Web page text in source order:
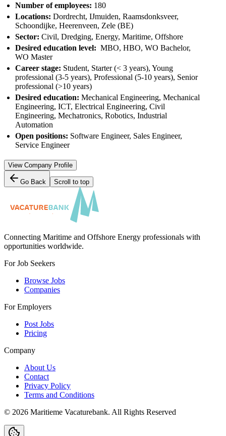
Number of employees: 180
Locations:Dordrecht, IJmuiden, Raamsdonksveer,
Schoondijke, Heerenveen, Zele (BE)
Sector: Civil, Dredging, Energy, Maritime, Offshore
Desired education level: MBO, HBO, WO Bachelor,
WO Master
Career stage: Student, Starter (< 3 years), Young
professional (3-5 years), Professional (5-10 years), Senior
professional (>10 years)
Desired education: Mechanical Engineering, Mechanical
Engineering, ICT, Electrical Engineering, Civil
Engineering, Mechatronics, Robotics, Industrial
Automation
Open positions: Software Engineer, Sales Engineer,
Service Engineer
View Company Profile
Go Back Scroll to top
Connecting Maritime and Offshore Energy professionals with
opportunities worldwide.
For Job Seekers
Browse Jobs
Companies
For Employers
Post Jobs
Pricing
Company
About Us
Contact
Privacy Policy
Terms and Conditions
© 2026 Maritieme Vacaturebank. All Rights Reserved